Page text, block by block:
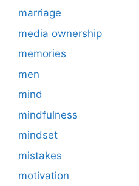
marriage
media ownership
memories
men
mind
mindfulness
mindset
mistakes
motivation